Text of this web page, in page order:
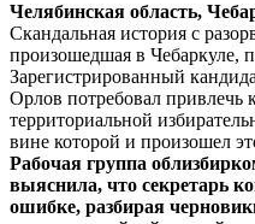
Челябинская область,
Скандальная история с
произошедшая в Чебаркуле,
Зарегистрированный
Орлов потребовал привлечь
территориальной
вине которой и произошел
Рабочая группа
выяснила, что секретарь
ошибке, разбирая